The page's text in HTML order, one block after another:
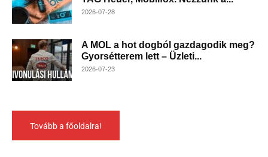
2026-07-28
A MOL a hot dogból gazdagodik meg?
Gyorsétterem lett – Üzleti...
2026-07-23
Tovább a főoldalra!